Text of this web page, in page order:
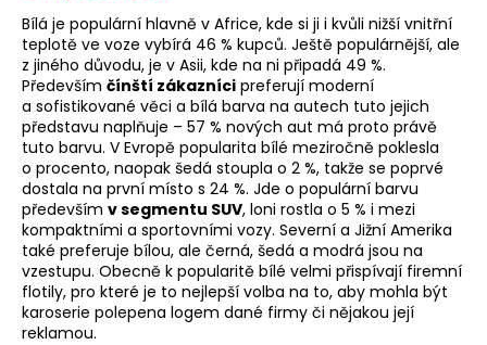
Bílá je populární hlavně v Africe, kde si ji i kvůli nižší vnitřní
teplotě ve voze vybírá 46 % kupců. Ještě populárnější, ale
z jiného důvodu, je v Asii, kde na ni připadá 49 %.
Především čínští zákazníci preferují moderní
a sofistikované věci a bílá barva na autech tuto jejich
představu naplňuje – 57 % nových aut má proto právě
tuto barvu. V Evropě popularita bílé meziročně poklesla
o procento, naopak šedá stoupla o 2 %, takže se poprvé
dostala na první místo s 24 %. Jde o populární barvu
především v segmentu SUV, loni rostla o 5 % i mezi
kompaktními a sportovními vozy. Severní a Jižní Amerika
také preferuje bílou, ale černá, šedá a modrá jsou na
vzestupu. Obecně k popularitě bílé velmi přispívají firemní
flotily, pro které je to nejlepší volba na to, aby mohla být
karoserie polepena logem dané firmy či nějakou její
reklamou.